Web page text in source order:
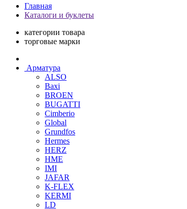
Главная
Каталоги и буклеты
категории товара
торговые марки
Арматура
ALSO
Baxi
BROEN
BUGATTI
Cimberio
Global
Grundfos
Hermes
HERZ
HME
IMI
JAFAR
K-FLEX
KERMI
LD